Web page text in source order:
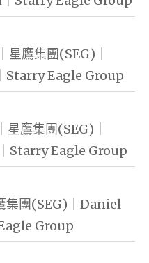
鷹集團(SEG)｜
Starry Eagle Group
鷹集團(SEG)｜
Starry Eagle Group
集團(SEG)｜Daniel
Group